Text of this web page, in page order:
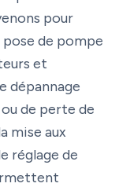
pour
pose de pompe
et
dépannage
de perte de
mise aux
réglage de